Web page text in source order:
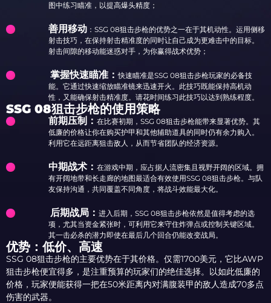
图中练习瞄准，以提高爆头精度；
善用移动 ：SSG 08狙击步枪的优势之一在于其机动性。运用侧移
射击技巧，在保持射击精准度的同时让自己成为更难击中的目标。
射击间隙的移动能迷惑对手，为你赢得战术优势；
掌握快速瞄准：快速瞄准是SSG 08狙击步枪玩家的必备技
能。它通过快速缩放瞄准镜来迅速开火。此技巧既能保持高机动
性，又能确保射击精准度。请花时间练习此技巧以达到熟练程度。
SSG 08狙击步枪的使用策略
前期压制： 在比赛初期，SSG 08狙击步枪能带来显著优势。其
低廉的价格让你在购买护甲和其他辅助道具的同时仍有余力购入。
利用它在远距离狙击敌人，从而节省团队的经济资源。
中期战术： 在游戏中期，应占据人流密集且视野开阔的区域。拥
有开阔地带和长走廊的地图最适合有效使用SSG 08狙击步枪。与队
友保持沟通，共同覆盖不同角度，将战斗效能最大化。
后期战局： 进入后期，SSG 08狙击步枪依然是值得考虑的选
项，尤其当资金紧张时，可利用它来守住炸弹点或控制关键区域。
其一击必杀的潜力即使在最后几个回合仍能改变战局。
优势：低价、高速
SSG 08狙击步枪的主要优势在于其价格。仅需1700美元，它比AWP
狙击步枪便宜得多，是注重预算的玩家们的绝佳选择。以如此低廉的
价格，玩家便能获得一把在50米距离内对满腹装甲的敌人造成70多点
伤害的武器。